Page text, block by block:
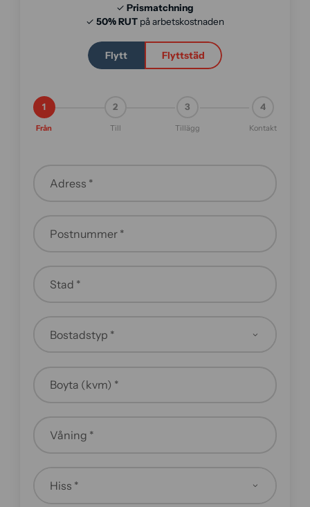
✓ Prismatchning
✓ 50% RUT på arbetskostnaden
Flytt Flyttstäd
1
Från
2
Till
3
Tillägg
4
Kontakt
Adress *
Postnummer *
Stad *
Boyta (kvm) *
Våning *